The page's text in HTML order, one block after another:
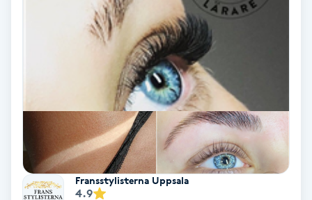
Coachning Fransstylisterna Uppsala
4.9